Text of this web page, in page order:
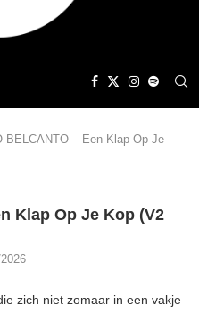
BELCANTO – Een Klap Op Je
Klap Op Je Kop (V2
zich niet zomaar in een vakje